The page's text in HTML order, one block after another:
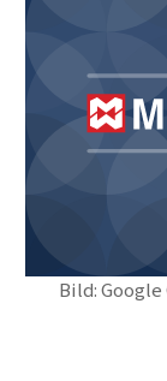
Bild: